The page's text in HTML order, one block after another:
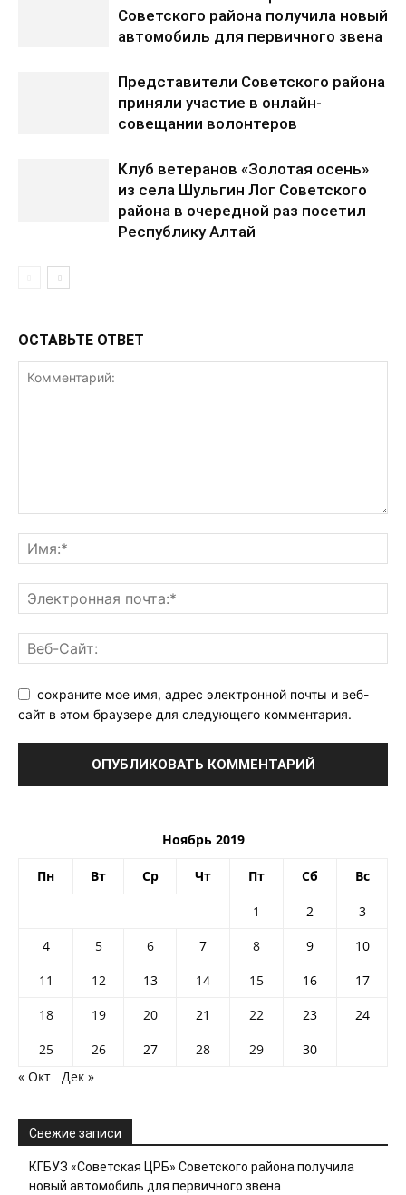
Советского района получила новый
автомобиль для первичного звена
Представители Советского района
приняли участие в онлайн-
совещании волонтеров
Клуб ветеранов «Золотая осень»
из села Шульгин Лог Советского
района в очередной раз посетил
Республику Алтай
ОСТАВЬТЕ ОТВЕТ
сохраните мое имя, адрес электронной почты и веб-
сайт в этом браузере для следующего комментария.
Ноябрь 2019
Пн Вт Ср Чт Пт Сб Вс
1 2
3
4
5 6 7 8 9
10
11
12 13 14 15 16
17
18
19 20 21 22 23
24
25
26 27 28 29
30
« Окт
Дек »
Свежие записи
КГБУЗ «Советская ЦРБ» Советского района получила
новый автомобиль для первичного звена